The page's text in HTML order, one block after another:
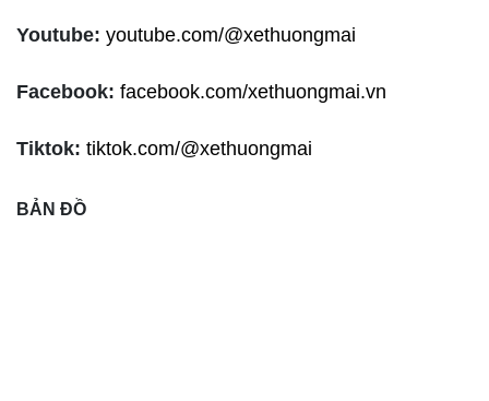
Youtube: youtube.com/@xethuongmai
Facebook: facebook.com/xethuongmai.vn
Tiktok: tiktok.com/@xethuongmai
BẢN ĐỒ